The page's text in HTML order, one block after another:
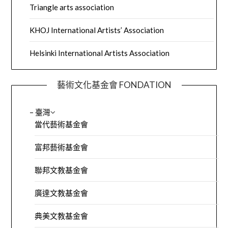
Triangle arts association
KHOJ International Artists’ Association
Helsinki International Artists Association
藝術文化基金會 FONDATION
– 臺灣
當代藝術基金會
富邦藝術基金會
聯邦文教基金會
廣達文教基金會
典美文教基金會